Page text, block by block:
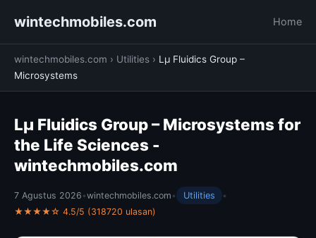
wintechmobiles.com Home
wintechmobiles.com › Utilities › Lµ Fluidics Group –
Microsystems
Lµ Fluidics Group – Microsystems for
the Life Sciences -
wintechmobiles.com
7 Agustus 2026 •wintechmobiles.com • Utilities
•
★★★★☆ 4.5/5 (318720 ulasan)